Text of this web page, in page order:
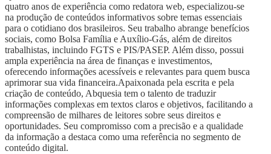
quatro anos de experiência como redatora web, especializou-se
na produção de conteúdos informativos sobre temas essenciais
para o cotidiano dos brasileiros. Seu trabalho abrange benefícios
sociais, como Bolsa Família e Auxílio-Gás, além de direitos
trabalhistas, incluindo FGTS e PIS/PASEP. Além disso, possui
ampla experiência na área de finanças e investimentos,
oferecendo informações acessíveis e relevantes para quem busca
aprimorar sua vida financeira.Apaixonada pela escrita e pela
criação de conteúdo, Abquesia tem o talento de traduzir
informações complexas em textos claros e objetivos, facilitando a
compreensão de milhares de leitores sobre seus direitos e
oportunidades. Seu compromisso com a precisão e a qualidade
da informação a destaca como uma referência no segmento de
conteúdo digital.